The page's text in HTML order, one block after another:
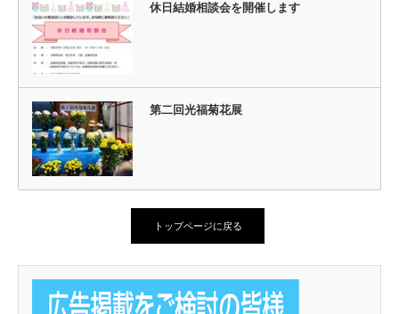
休日結婚相談会を開催します
第二回光福菊花展
トップページに戻る